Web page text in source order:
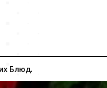
Блюд.